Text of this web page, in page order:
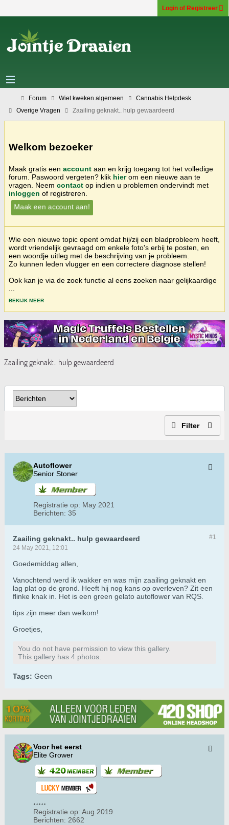
Login of Registreer
Forum Wiet kweken algemeen
Cannabis Helpdesk
Overige Vragen
Zaailing geknakt.. hulp gewaardeerd
Welkom bezoeker
Maak gratis een account aan en krijg toegang tot het volledige
forum. Paswoord vergeten? klik hierom een nieuwe aan te
vragen. Neem contact op indien u problemen ondervindt met
inloggen of registreren.
Maak een account aan!
Wie een nieuwe topic opent omdat hij/zij een bladprobleem heeft,
wordt vriendelijk gevraagd om enkele foto's erbij te posten, en
een woordje uitleg met de beschrijving van je probleem.
Zo kunnen leden vlugger en een correctere diagnose stellen!
Ook kan je via de zoek functie al eens zoeken naar gelijkaardige
BEKIJK MEER
Zaailing geknakt.. hulp gewaardeerd
Filter
Autoflower
Senior Stoner
Registratie op: May 2021
Berichten: 35
#1
Zaailing geknakt.. hulp gewaardeerd
24 May 2021, 12:01
Goedemiddag allen,
Vanochtend werd ik wakker en was mijn zaailing geknakt en
lag plat op de grond. Heeft hij nog kans op overleven? Zit een
flinke knak in. Het is een green gelato autoflower van RQS.
tips zijn meer dan welkom!
Groetjes,
You do not have permission to view this gallery.
This gallery has 4 photos.
Tags: Geen
Voor het eerst
Elite Grower
Registratie op: Aug 2019
Berichten: 2662